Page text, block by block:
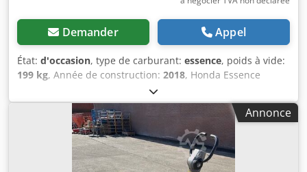
Demander Appel
État: d'occasion, type de carburant: essence, poids à vide:
199 kg, Année de construction: 2018, Honda Essence
Démarrage manuel. Poids : 199 kg Force de percussion :
30kn Largeur de plaque : 50cm Marche avant/arrière Prix :
€1.700,- HT Crsdpoxw H Hvsfx Aqlef Plusieurs en stock !!
Annonce